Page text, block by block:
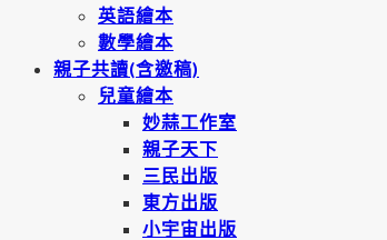
英語繪本
數學繪本
親子共讀(含邀稿)
兒童繪本
妙蒜工作室
親子天下
三民出版
東方出版
小宇宙出版